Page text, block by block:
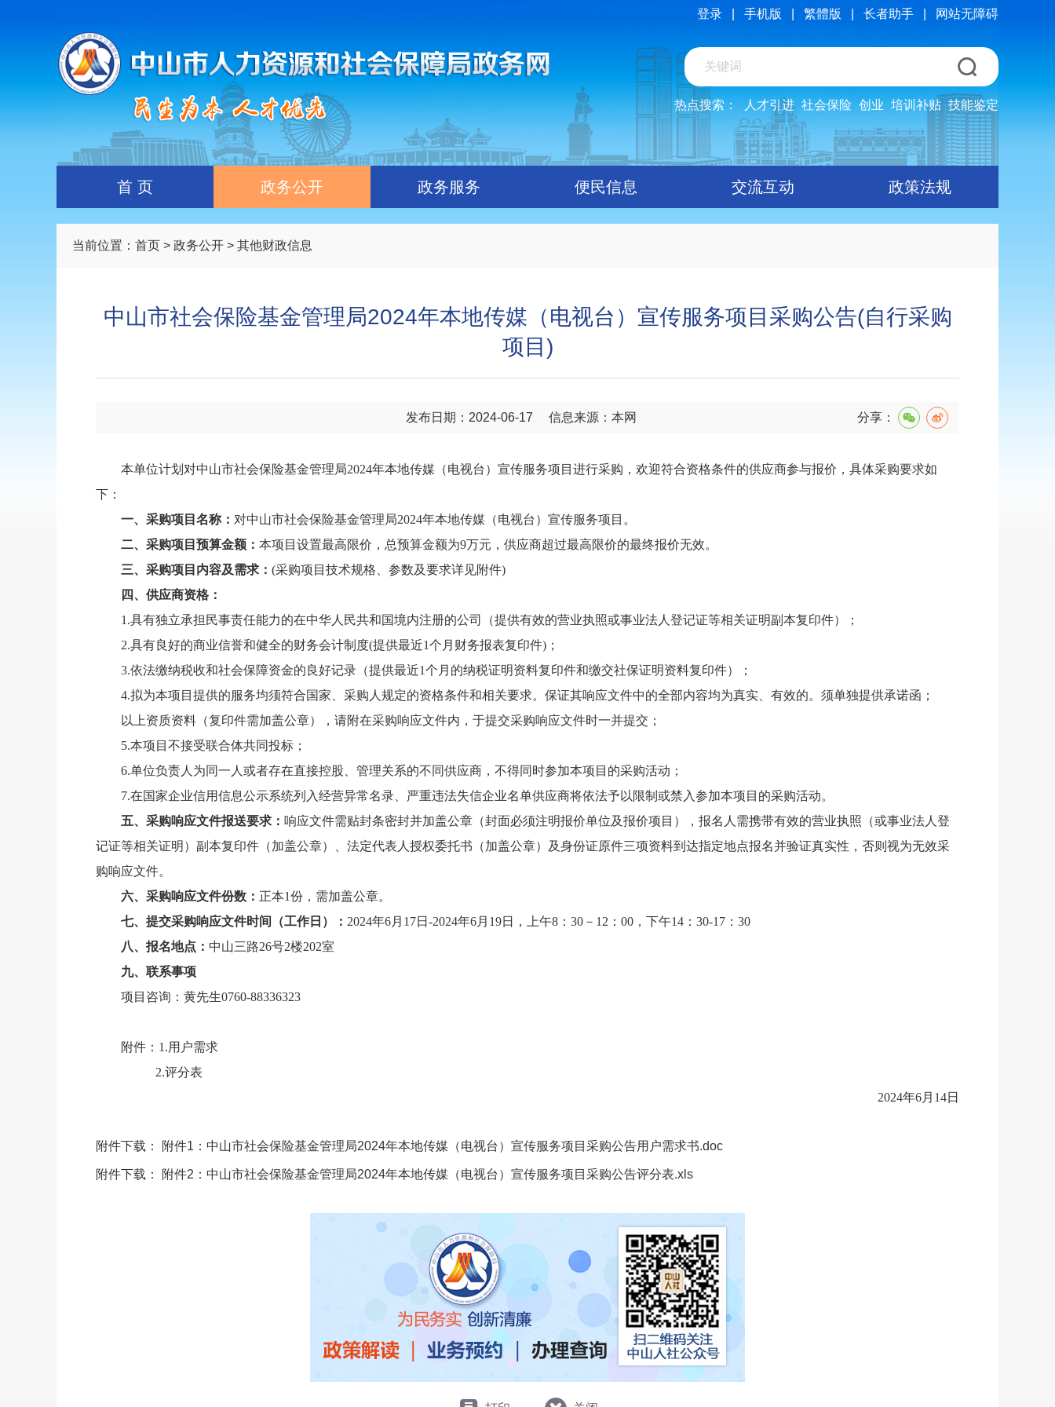
登录 手机版 繁體版 长者助手 网站无障碍
热点搜索： 人才引进 社会保险 创业 培训补贴 技能鉴定
首 页 政务公开 政务服务 便民信息 交流互动 政策法规
当前位置： 首页 > 政务公开 > 其他财政信息
中山市社会保险基金管理局2024年本地传媒（电视台）宣传服务项目采购公告(自行采购
项目)
发布日期：2024-06-17 信息来源：本网 分享：
本单位计划对中山市社会保险基金管理局2024年本地传媒（电视台）宣传服务项目进行采购，欢迎符合资格条件的供应商参与报价，具体采购要求如
下：
一、采购项目名称： 对中山市社会保险基金管理局2024年本地传媒（电视台）宣传服务项目。
二、采购项目预算金额： 本项目设置最高限价，总预算金额为9万元，供应商超过最高限价的最终报价无效。
三、采购项目内容及需求： (采购项目技术规格、参数及要求详见附件)
四、供应商资格：
1.具有独立承担民事责任能力的在中华人民共和国境内注册的公司（提供有效的营业执照或事业法人登记证等相关证明副本复印件）；
2.具有良好的商业信誉和健全的财务会计制度(提供最近1个月财务报表复印件)；
3.依法缴纳税收和社会保障资金的良好记录（提供最近1个月的纳税证明资料复印件和缴交社保证明资料复印件）；
4.拟为本项目提供的服务均须符合国家、采购人规定的资格条件和相关要求。保证其响应文件中的全部内容均为真实、有效的。须单独提供承诺函；
以上资质资料（复印件需加盖公章），请附在采购响应文件内，于提交采购响应文件时一并提交；
5.本项目不接受联合体共同投标；
6.单位负责人为同一人或者存在直接控股、管理关系的不同供应商，不得同时参加本项目的采购活动；
7.在国家企业信用信息公示系统列入经营异常名录、严重违法失信企业名单供应商将依法予以限制或禁入参加本项目的采购活动。
五、采购响应文件报送要求： 响应文件需贴封条密封并加盖公章（封面必须注明报价单位及报价项目），报名人需携带有效的营业执照（或事业法人登
记证等相关证明）副本复印件（加盖公章）、法定代表人授权委托书（加盖公章）及身份证原件三项资料到达指定地点报名并验证真实性，否则视为无效采
购响应文件。
六、采购响应文件份数： 正本1份，需加盖公章。
七、提交采购响应文件时间（工作日）： 2024年6月17日-2024年6月19日，上午8：30－12：00，下午14：30-17：30
八、报名地点： 中山三路26号2楼202室
九、联系事项
项目咨询：黄先生0760-88336323
附件：1.用户需求
2.评分表
2024年6月14日
附件下载： 附件1：中山市社会保险基金管理局2024年本地传媒（电视台）宣传服务项目采购公告用户需求书.doc
附件下载： 附件2：中山市社会保险基金管理局2024年本地传媒（电视台）宣传服务项目采购公告评分表.xls